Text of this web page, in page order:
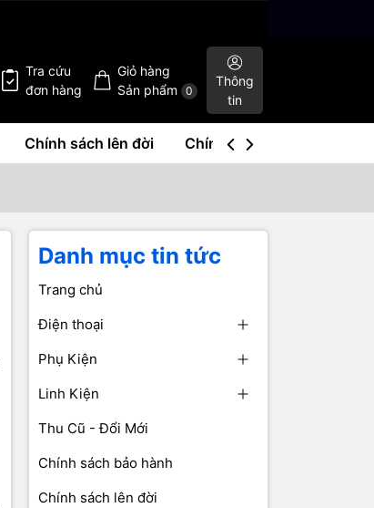
Tra cứu
đơn hàng
Giỏ hàng
Sản phẩm
0
Thông
tin
Chính sách lên đời Chính sách mua lại
Danh mục tin tức
Trang chủ
Điện thoại
Phụ Kiện
Linh Kiện
Thu Cũ - Đổi Mới
Chính sách bảo hành
Chính sách lên đời